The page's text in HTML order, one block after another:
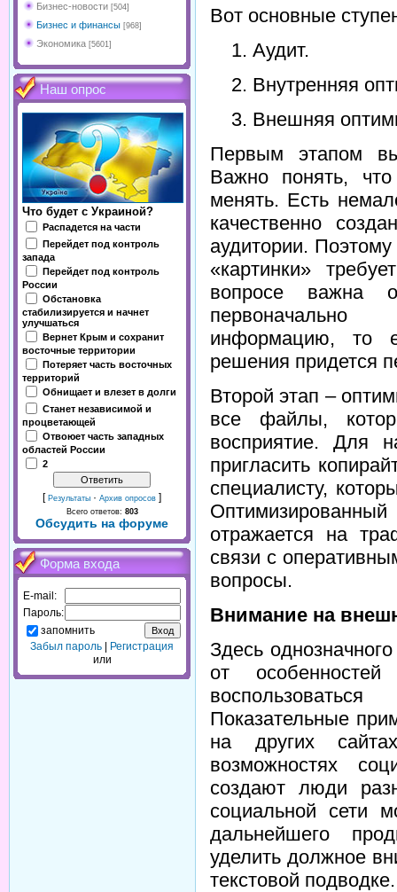
Бизнес-новости [504]
Бизнес и финансы [968]
Экономика [5601]
Наш опрос
Что будет с Украиной?
Распадется на части
Перейдет под контроль
запада
Перейдет под контроль
России
Обстановка
стабилизируется и начнет
улучшаться
Вернет Крым и сохранит
восточные территории
Потеряет часть восточных
территорий
Обнищает и влезет в долги
Станет независимой и
процветающей
Отвоюет часть западных
областей России
2
[ Результаты · Архив опросов ]
Всего ответов: 803
Обсудить на форуме
Форма входа
E-mail:
Пароль:
запомнить
Забыл пароль
Регистрация
или
Вот основные
Аудит.
Внутренняя
Внешняя
Первым этапом
Важно понять,
менять. Есть
качественно
аудитории.
«картинки»
вопросе важна
информацию, то
решения придется
Второй этап –
все файлы,
восприятие. Для
пригласить
специалисту,
отражается на
связи с
вопросы.
Внимание на
Здесь
от
Показательные
на других
возможностях
создают люди
социальной сети
дальнейшего
уделить должное
текстовой подводке.